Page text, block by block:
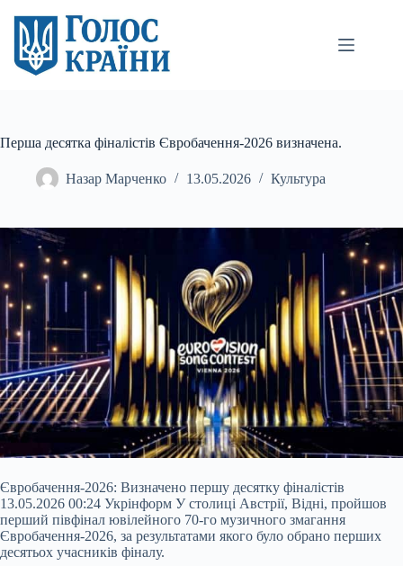
вмісту
Перша десятка фіналістів Євробачення-2026 визначена.
Назар Марченко 13.05.2026 Культура
Євробачення-2026: Визначено першу десятку фіналістів
13.05.2026 00:24 Укрінформ У столиці Австрії, Відні, пройшов
перший півфінал ювілейного 70-го музичного змагання
Євробачення-2026, за результатами якого було обрано перших
десятьох учасників фіналу.